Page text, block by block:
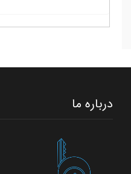
درباره ما